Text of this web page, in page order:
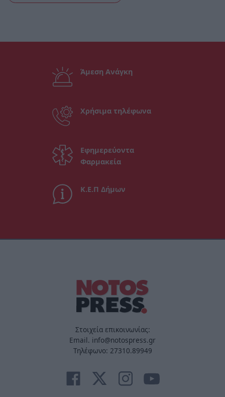
Άμεση Ανάγκη
Χρήσιμα τηλέφωνα
Εφημερεύοντα
Φαρμακεία
Κ.Ε.Π Δήμων
Στοιχεία επικοινωνίας:
Email. info@notospress.gr
Τηλέφωνο: 27310.89949